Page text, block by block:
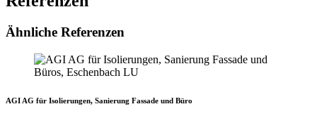
Ähnliche Referenzen
AGI AG für Isolierungen, Sanierung Fassade und Büro